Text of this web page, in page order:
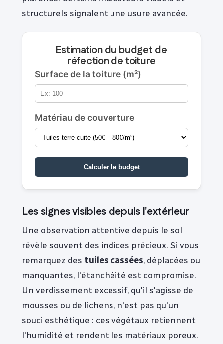
structurels signalent une usure avancée.
Estimation du budget de
réfection de toiture
Surface de la toiture (m²)
Matériau de couverture
Calculer le budget
Les signes visibles depuis l'extérieur
Une observation attentive depuis le sol
révèle souvent des indices précieux. Si vous
remarquez des tuiles cassées, déplacées ou
manquantes, l'étanchéité est compromise.
Un verdissement excessif, qu'il s'agisse de
mousses ou de lichens, n'est pas qu'un
souci esthétique : ces végétaux retiennent
l'humidité et rendent les matériaux poreux.